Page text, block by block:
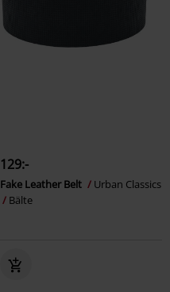
129:-
Fake Leather Belt
Urban Classics
Bälte